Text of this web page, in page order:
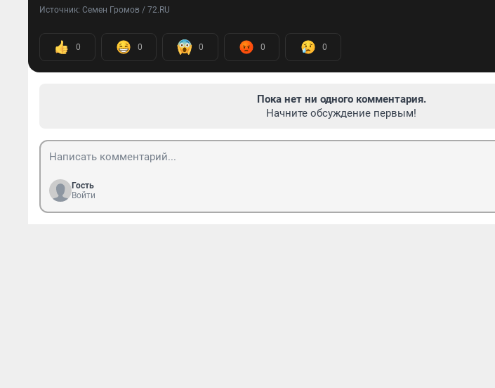
Источник: Семен Громов / 72.RU
0 0 0 0 0
Пока нет ни одного комментария.
Начните обсуждение первым!
Гость
Войти